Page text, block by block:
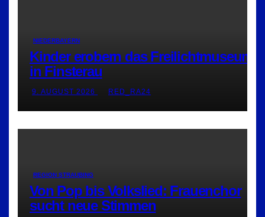
NIEDERBAYERN
Kinder erobern das Freilichtmuseum
in Finsterau
9. AUGUST 2026 RED_RA24
REGION STRAUBING
Von Pop bis Volkslied: Frauenchor
sucht neue Stimmen